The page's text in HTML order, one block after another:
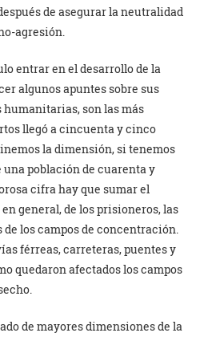
de asegurar la neutralidad
agresión.
entrar en el desarrollo de la
algunos apuntes sobre sus
humanitarias, son las más
llegó a cincuenta y cinco
la dimensión, si tenemos
población de cuarenta y
cifra hay que sumar el
general, de los prisioneros, las
los campos de concentración.
férreas, carreteras, puentes y
quedaron afectados los campos
de mayores dimensiones de la